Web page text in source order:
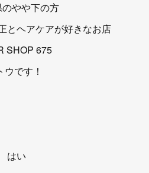
やや下の方
とヘアケアが好きなお店
SHOP 675
ウです！
はい